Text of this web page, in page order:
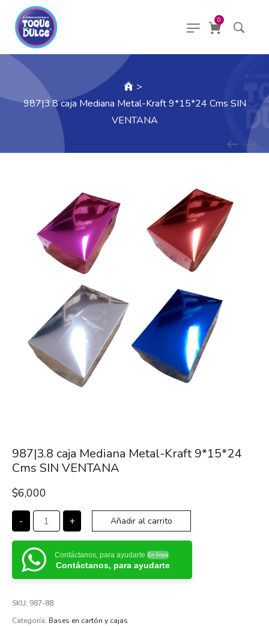
0
>
987|3.8 caja Mediana Metal-Kraft 9*15*24 Cms SIN
VENTANA
987|3.8 caja Mediana Metal-Kraft 9*15*24
Cms SIN VENTANA
$6,000
- + Añadir al carrito
Contáctanos, para ayudarte En línea
Contáctanos, para ayudarte
SKU: 987-88
Categoría: Bases en cartón y cajas